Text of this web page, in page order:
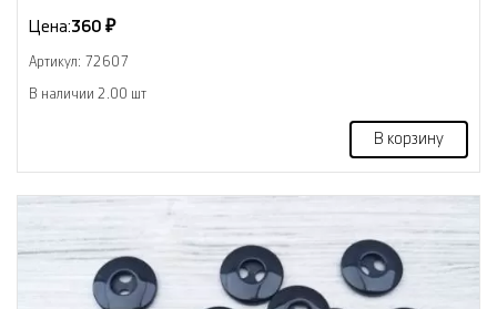
Цена:360 ₽
Артикул: 72607
В наличии 2.00 шт
В корзину